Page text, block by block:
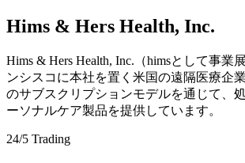
Hims & Hers Health, Inc.
Hims & Hers Health, Inc.（himsとして事業
ンシスコに本社を置く米国の遠隔医療企
のサブスクリプションモデルを通じて、
ーソナルケア製品を提供しています。
24/5 Trading